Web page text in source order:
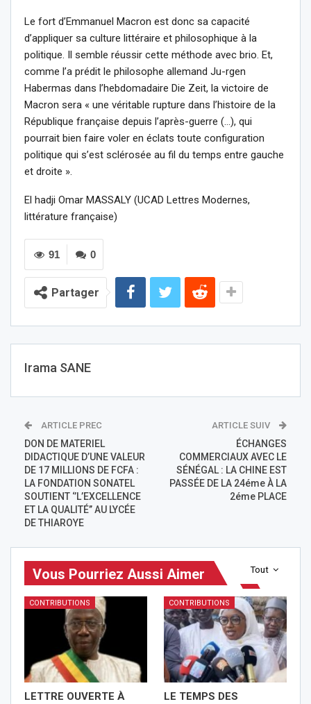
Le fort d’Emmanuel Macron est donc sa capacité
d’appliquer sa culture littéraire et philosophique à la
politique. Il semble réussir cette méthode avec brio. Et,
comme l’a prédit le philosophe allemand Ju-rgen
Habermas dans l’hebdomadaire Die Zeit, la victoire de
Macron sera « une véritable rupture dans l’histoire de la
République française depuis l’après-guerre (…), qui
pourrait bien faire voler en éclats toute configuration
politique qui s’est sclérosée au fil du temps entre gauche
et droite ».
El hadji Omar MASSALY (UCAD Lettres Modernes,
littérature française)
0
91
Partager
Irama SANE
ARTICLE PREC
DON DE MATERIEL
DIDACTIQUE D’UNE VALEUR
DE 17 MILLIONS DE FCFA :
LA FONDATION SONATEL
SOUTIENT ‘’L’EXCELLENCE
ET LA QUALITÉ’’ AU LYCÉE
DE THIAROYE
ARTICLE SUIV
ÉCHANGES
COMMERCIAUX AVEC LE
SÉNÉGAL : LA CHINE EST
PASSÉE DE LA 24éme À LA
2éme PLACE
Tout
Vous Pourriez Aussi Aimer
CONTRIBUTIONS
LETTRE OUVERTE À
CONTRIBUTIONS
LE TEMPS DES